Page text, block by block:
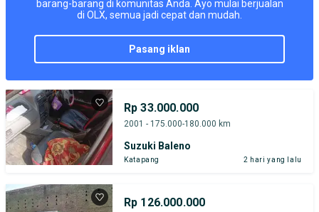
barang-barang di komunitas Anda. Ayo mulai berjualan
di OLX, semua jadi cepat dan mudah.
pasang iklan
Rp 33.000.000
2001 - 175.000-180.000 km
Suzuki Baleno
Katapang 2 hari yang lalu
Rp 126.000.000